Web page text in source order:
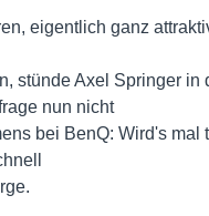
eigentlich ganz
stünde Axel Springer in
nun nicht
bei BenQ: Wird's mal